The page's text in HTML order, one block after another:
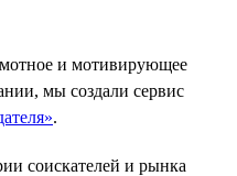
и мотивирующее
мы создали сервис
.
соискателей и рынка